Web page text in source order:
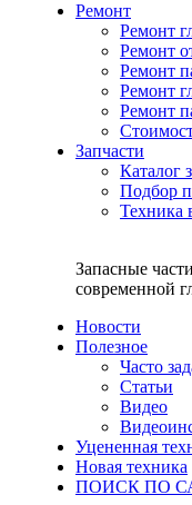
Ремонт
Ремонт
Ремонт
Ремонт
Ремонт
Ремонт
Запчасти
Каталог
Подбор
Техника
Запасные
современной
Новости
Полезное
Часто
Статьи
Видео
Уцененная
Новая техника
ПОИСК ПО